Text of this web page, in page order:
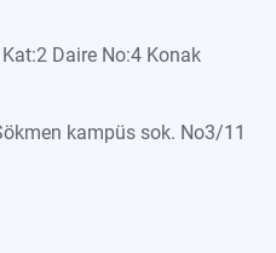
Daire No:4 Konak
kampüs sok. No3/11